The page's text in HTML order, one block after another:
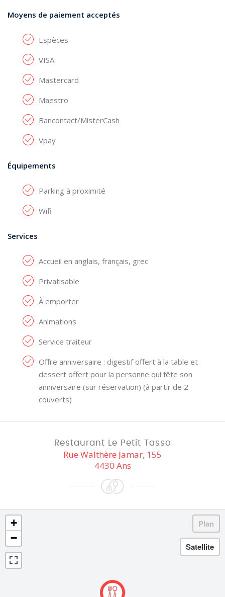
Moyens de paiement acceptés
Espèces
VISA
Mastercard
Maestro
Bancontact/MisterCash
Vpay
Équipements
Parking à proximité
Wifi
Services
Accueil en anglais, français, grec
Privatisable
À emporter
Animations
Service traiteur
Offre anniversaire : digestif offert à la table et
dessert offert pour la personne qui fête son
anniversaire (sur réservation) (à partir de 2
couverts)
Restaurant Le Petit Tasso
Rue Walthère Jamar, 155
4430 Ans
+
−